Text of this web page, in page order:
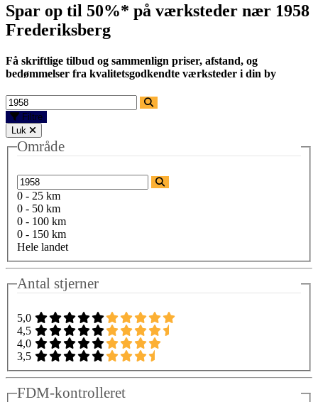
Spar op til 50%* på værksteder nær 1958
Frederiksberg
Få skriftlige tilbud og sammenlign priser, afstand, og
bedømmelser fra kvalitetsgodkendte værksteder i din by
Filtre
Luk
Område
0 - 25 km
0 - 50 km
0 - 100 km
0 - 150 km
Hele landet
Antal stjerner
5,0
4,5
4,0
3,5
FDM-kontrolleret